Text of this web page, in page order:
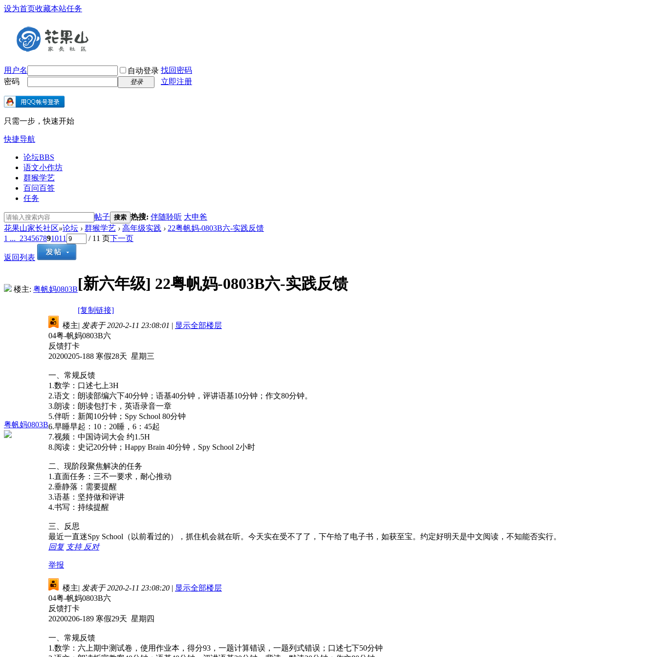
设为首页收藏本站任务
用户名 自动登录 找回密码
密码
登录 立即注册
只需一步，快速开始
快捷导航
论坛BBS
语文小作坊
群猴学艺
百问百答
任务
帖子 搜索 热搜: 伴随聆听 大申爸
花果山家长社区»论坛 › 群猴学艺 › 高年级实践 › 22粤帆妈-0803B六-实践反馈
1 ... 234567891011 / 11 页下一页
返回列表
楼主: 粤帆妈0803B[新六年级] 22粤帆妈-0803B六-实践反馈
[复制链接]
粤帆妈0803B
楼主| 发表于 2020-2-11 23:08:01 | 显示全部楼层
04粤-帆妈0803B六
反馈打卡
20200205-188 寒假28天 星期三
一、常规反馈
1.数学：口述七上3H
2.语文：朗读部编六下40分钟；语基40分钟，评讲语基10分钟；作文80分钟。
3.朗读：朗读包打卡，英语录音一章
5.伴听：新闻10分钟；Spy School 80分钟
6.早睡早起：10：20睡，6：45起
7.视频：中国诗词大会 约1.5H
8.阅读：史记20分钟；Happy Brain 40分钟，Spy School 2小时
二、现阶段聚焦解决的任务
1.直面任务：三不一要求，耐心推动
2.垂静落：需要提醒
3.语基：坚持做和评讲
4.书写：持续提醒
三、反思
最近一直迷Spy School（以前看过的），抓住机会就在听。今天实在受不了了，下午给了电子书，如获至宝。约定好明天是中文阅读，不知能否实行。
回复 支持 反对
举报
楼主| 发表于 2020-2-11 23:08:20 | 显示全部楼层
04粤-帆妈0803B六
反馈打卡
20200206-189 寒假29天 星期四
一、常规反馈
1.数学：六上期中测试卷，使用作业本，得分93，一题计算错误，一题列式错误；口述七下50分钟